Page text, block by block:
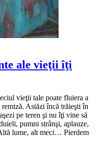
ale vieţii îţi
vieţii tale poate fluiera a
Astăzi încă trăieşti în
pe teren şi nu îţi vine să
pumni strânşi, aplauze,
lume, alt meci… Pierdem